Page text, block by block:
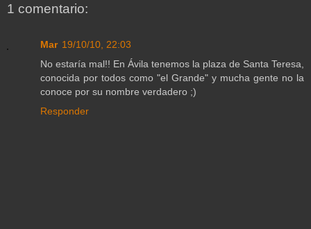
1 comentario:
Mar 19/10/10, 22:03
No estaría mal!! En Ávila tenemos la plaza de Santa Teresa,
conocida por todos como "el Grande" y mucha gente no la
conoce por su nombre verdadero ;)
Responder